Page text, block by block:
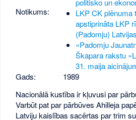
Notikums:
politisko un
LKP CK plēnuma
apstiprināta LKP
(Padomju)
«Padomju
Škapara rakstu
31. maija
Gads:
1989
Nacionālā kustība ir kļuvusi par
Varbūt pat par pārbūves Ahilleja
Latviju kaislības sacērtas par trim